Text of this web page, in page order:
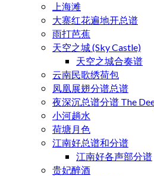
上海滩
大寨红花遍地开总谱
雨打芭蕉
天空之城 (Sky Castle)
天空之城合奏谱
云南民歌绣荷包
凤凰展翅分谱总谱
夜深沉总谱分谱 The
小河趟水
荷塘月色
江南好总谱和分谱
江南好各声部分谱
贵妃醉酒